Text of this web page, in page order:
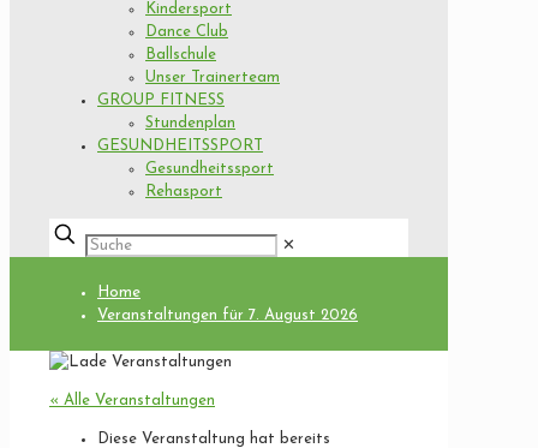
Kindersport
Dance Club
Ballschule
Unser Trainerteam
GROUP FITNESS
Stundenplan
GESUNDHEITSSPORT
Gesundheitssport
Rehasport
✕
Home
Veranstaltungen für 7. August 2026
« Alle Veranstaltungen
Diese Veranstaltung hat bereits